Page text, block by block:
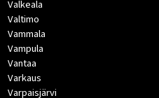
Valkeala
Valtimo
Vammala
Vampula
Vantaa
Varkaus
Varpaisjärvi